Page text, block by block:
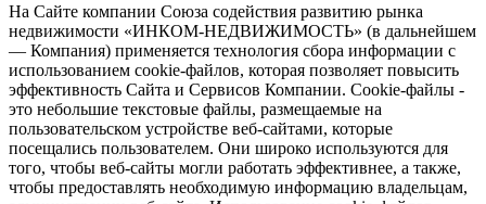
На Сайте компании Союза содействия развитию рынка
недвижимости «ИНКОМ-НЕДВИЖИМОСТЬ» (в дальнейшем
— Компания) применяется технология сбора информации с
использованием cookie-файлов, которая позволяет повысить
эффективность Сайта и Сервисов Компании. Сookie-файлы -
это небольшие текстовые файлы, размещаемые на
пользовательском устройстве веб-сайтами, которые
посещались пользователем. Они широко используются для
того, чтобы веб-сайты могли работать эффективнее, а также,
чтобы предоставлять необходимую информацию владельцам,